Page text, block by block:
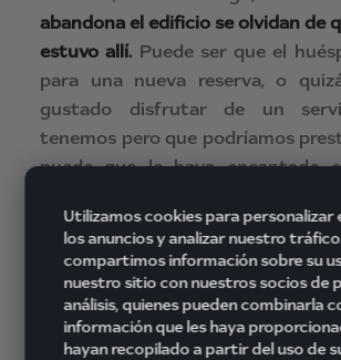
abandona el edificio se olvidan de
estuvo allí. Puede ser que el
para una nueva reserva, o
gustado disfrutar de un
tenemos pero que podríamos
puede que le haya encantado
que se trata de algo que hacen
que nunca se sabrán, ya que se
vista al cliente.
Utilizamos cookies para personalizar
los anuncios y analizar nuestro
compartimos información sobre su
nuestro sitio con nuestros socios de
análisis, quienes pueden combinarla
información que les haya
hayan recopilado a partir del uso de